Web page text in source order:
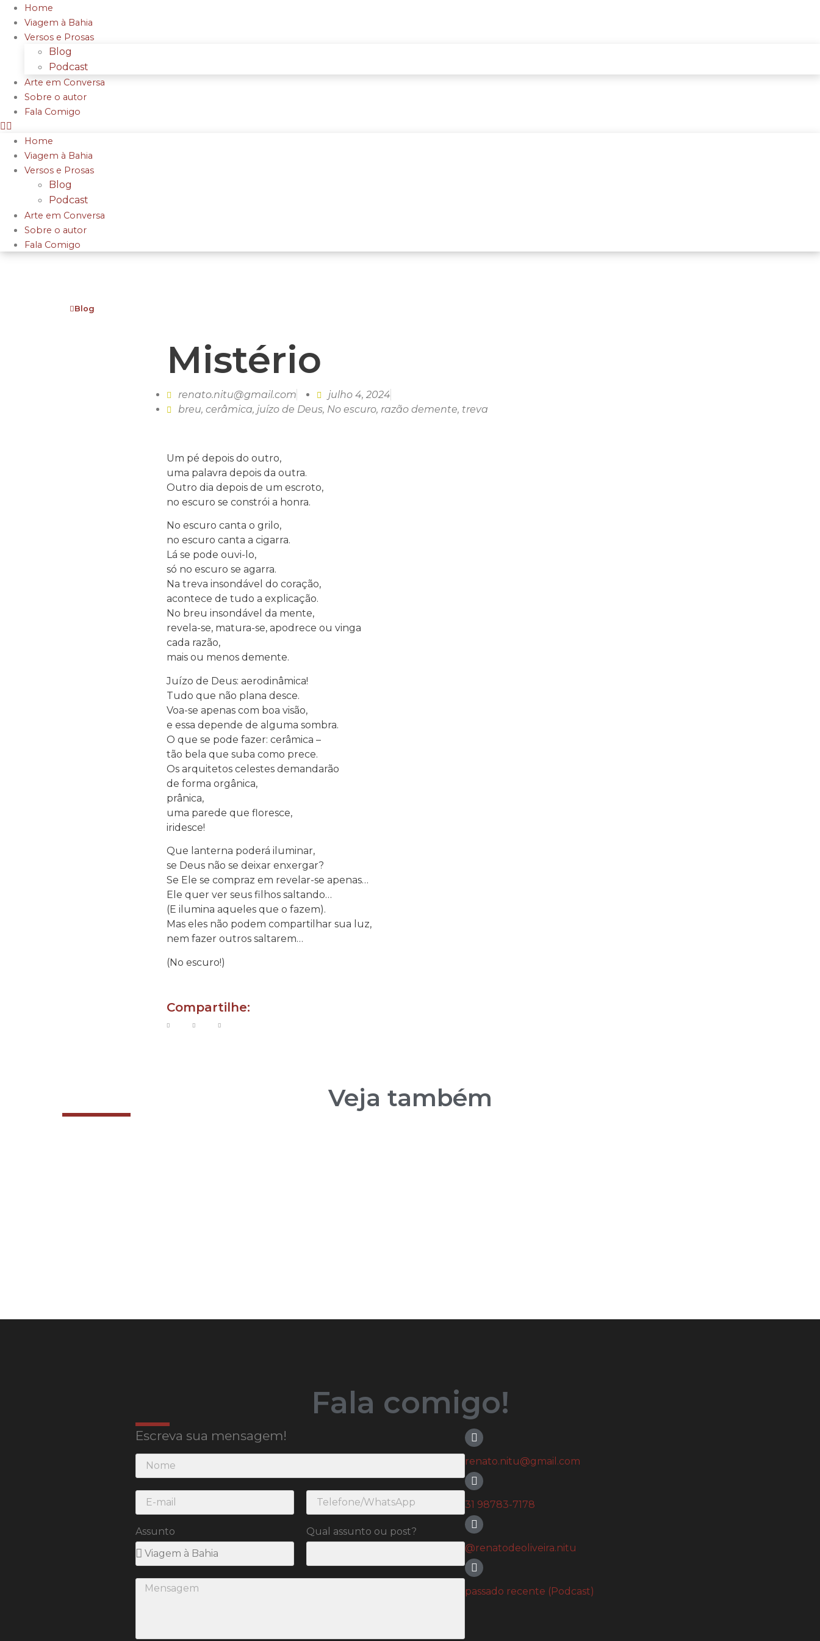
Home
Viagem à Bahia
Versos e Prosas
Blog
Podcast
Arte em Conversa
Sobre o autor
Fala Comigo
Home
Viagem à Bahia
Versos e Prosas
Blog
Podcast
Arte em Conversa
Sobre o autor
Fala Comigo
Blog
Mistério
renato.nitu@gmail.com
julho 4, 2024
breu, cerâmica, juízo de Deus, No escuro, razão demente, treva
Um pé depois do outro,
uma palavra depois da outra.
Outro dia depois de um escroto,
no escuro se constrói a honra.
No escuro canta o grilo,
no escuro canta a cigarra.
Lá se pode ouvi-lo,
só no escuro se agarra.
Na treva insondável do coração,
acontece de tudo a explicação.
No breu insondável da mente,
revela-se, matura-se, apodrece ou vinga
cada razão,
mais ou menos demente.
Juízo de Deus: aerodinâmica!
Tudo que não plana desce.
Voa-se apenas com boa visão,
e essa depende de alguma sombra.
O que se pode fazer: cerâmica –
tão bela que suba como prece.
Os arquitetos celestes demandarão
de forma orgânica,
prânica,
uma parede que floresce,
iridesce!
Que lanterna poderá iluminar,
se Deus não se deixar enxergar?
Se Ele se compraz em revelar-se apenas…
Ele quer ver seus filhos saltando…
(E ilumina aqueles que o fazem).
Mas eles não podem compartilhar sua luz,
nem fazer outros saltarem…
(No escuro!)
Compartilhe:
Veja também
Fala comigo!
Escreva sua mensagem!
Assunto Qual assunto ou post?
renato.nitu@gmail.com
31 98783-7178
@renatodeoliveira.nitu
passado recente (Podcast)